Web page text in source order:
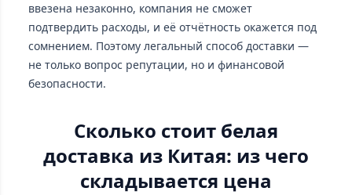
ввезена незаконно, компания не сможет
подтвердить расходы, и её отчётность окажется под
сомнением. Поэтому легальный способ доставки —
не только вопрос репутации, но и финансовой
безопасности.
Сколько стоит белая
доставка из Китая: из чего
складывается цена